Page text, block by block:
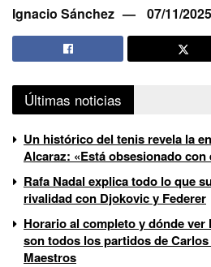
Ignacio Sánchez 07/11/
Últimas noticias
Un histórico del tenis revela la
Alcaraz: «Está obsesionado con
Rafa Nadal explica todo lo que
rivalidad con Djokovic y Federer
Horario al completo y dónde ver
son todos los partidos de
Maestros